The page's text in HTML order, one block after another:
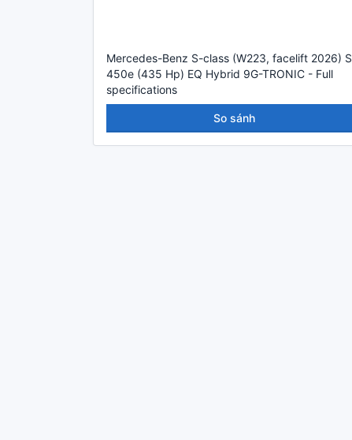
Mercedes-Benz S-class (W223, facelift 2026) S
450e (435 Hp) EQ Hybrid 9G-TRONIC - Full
specifications
So sánh